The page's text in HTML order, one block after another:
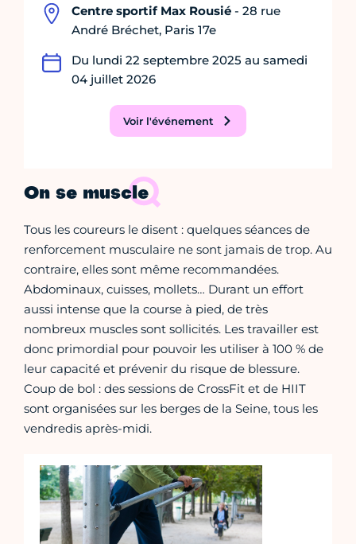
Centre sportif Max Rousié - 28 rue
André Bréchet, Paris 17e
Du lundi 22 septembre 2025 au samedi
04 juillet 2026
Voir l'événement
On se muscle
Tous les coureurs le disent : quelques séances de
renforcement musculaire ne sont jamais de trop. Au
contraire, elles sont même recommandées.
Abdominaux, cuisses, mollets… Durant un effort
aussi intense que la course à pied, de très
nombreux muscles sont sollicités. Les travailler est
donc primordial pour pouvoir les utiliser à 100 % de
leur capacité et prévenir du risque de blessure.
Coup de bol : des sessions de CrossFit et de HIIT
sont organisées sur les berges de la Seine, tous les
vendredis après-midi.